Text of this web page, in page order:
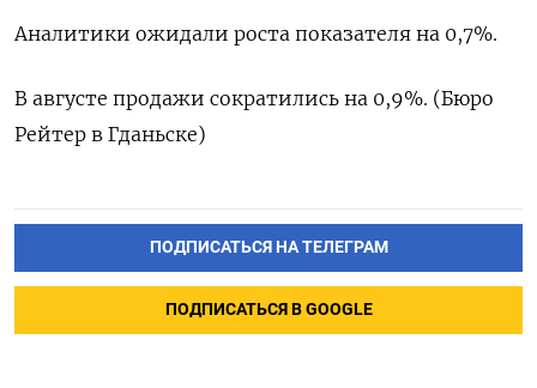
Аналитики ожидали роста показателя на 0,7%.
В августе продажи сократились на 0,9%. (Бюро
Рейтер в Гданьске)
ПОДПИСАТЬСЯ НА ТЕЛЕГРАМ
ПОДПИСАТЬСЯ В GOOGLE